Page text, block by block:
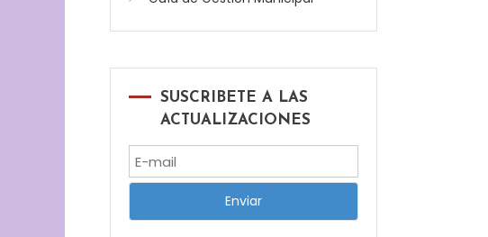
SUSCRIBETE A LAS
ACTUALIZACIONES